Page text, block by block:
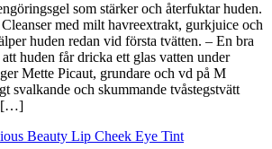
som stärker och återfuktar huden.
med milt havreextrakt, gurkjuice och
huden redan vid första tvätten. – En bra
att huden får dricka ett glas vatten under
Mette Picaut, grundare och vd på M
svalkande och skummande tvåstegstvätt
[…]